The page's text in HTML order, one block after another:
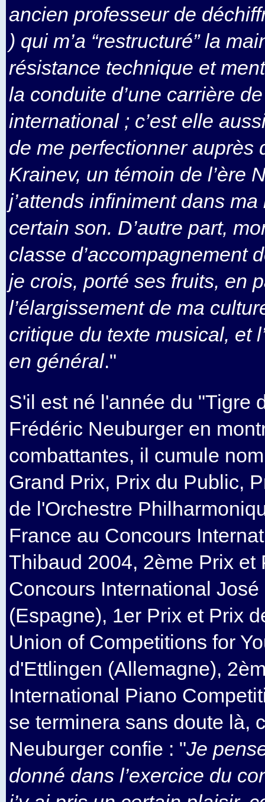
ancien professeur de
) qui m’a “restructuré” la
résistance technique et
la conduite d’une carrière
international ; c’est elle
de me perfectionner auprès
Krainev, un témoin de l’ère
j’attends infiniment dans ma
certain son. D’autre part,
classe d’accompagnement
je crois, porté ses fruits, en
l’élargissement de ma
critique du texte musical, et
en général."
S'il est né l'année du "Tigre
Frédéric Neuburger en
combattantes, il cumule
Grand Prix, Prix du Public,
de l'Orchestre
France au Concours
Thibaud 2004, 2ème Prix et
Concours International
(Espagne), 1er Prix et Prix
Union of Competitions for
d'Ettlingen (Allemagne),
International Piano
se terminera sans doute là,
Neuburger confie : "Je
donné dans l’exercice du